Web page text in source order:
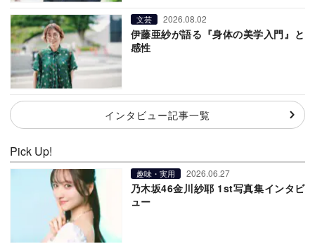
文芸 2026.08.02
伊藤亜紗が語る『身体の美学入門』と
感性
インタビュー記事一覧
Pick Up!
趣味・実用 2026.06.27
乃木坂46金川紗耶 1st写真集インタビ
ュー